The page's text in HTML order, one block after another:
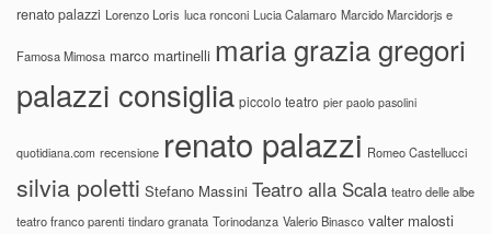
renato palazzi Lorenzo Loris luca ronconi Lucia Calamaro Marcido Marcidorjs e
Famosa Mimosa marco martinelli maria grazia gregori
palazzi consiglia piccolo teatro pier paolo pasolini
quotidiana.com recensione renato palazzi Romeo Castellucci
silvia poletti Stefano Massini Teatro alla Scala teatro delle albe
teatro franco parenti tindaro granata Torinodanza Valerio Binasco valter malosti